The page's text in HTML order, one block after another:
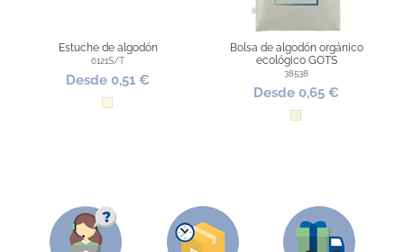
Estuche de algodón
6121S/T
Desde 0,51 €
Natural
Bolsa de algodón orgánico
ecológico GOTS
38538
Desde 0,65 €
Beige